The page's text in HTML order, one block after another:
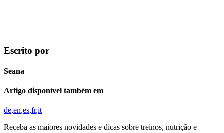
Escrito por
Seana
Artigo disponível também em
de en es fr it
Receba as maiores novidades e dicas sobre treinos, nutrição e